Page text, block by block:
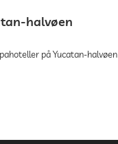
halvøen
på Yucatan-halvøen